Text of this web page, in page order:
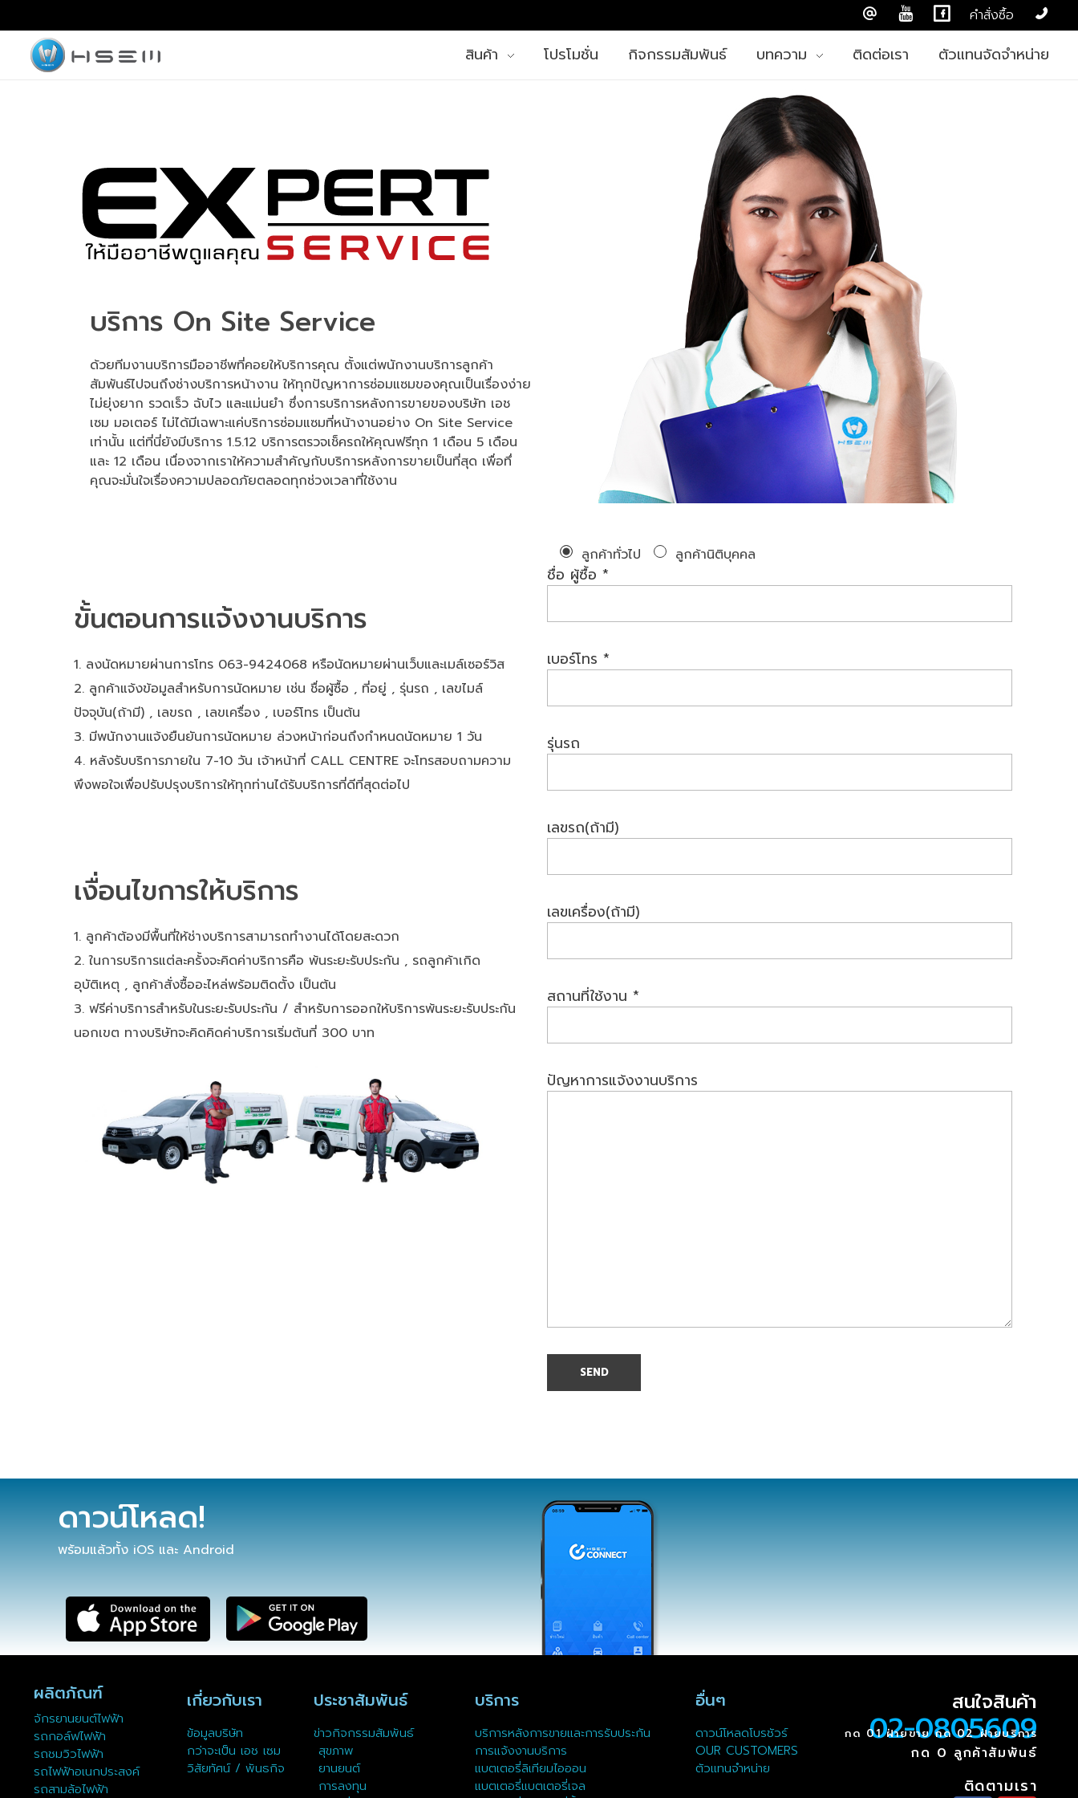
คำสั่งซื้อ
สินค้า โปรโมชั่น กิจกรรมสัมพันธ์ บทความ ติดต่อเรา ตัวแทนจัดจำหน่าย
บริการ On Site Service
ด้วยทีมงานบริการมืออาชีพที่คอยให้บริการคุณ ตั้งแต่พนักงานบริการลูกค้า
สัมพันธ์ไปจนถึงช่างบริการหน้างาน ให้ทุกปัญหาการซ่อมแซมของคุณเป็นเรื่องง่าย
ไม่ยุ่งยาก รวดเร็ว ฉับไว และแม่นยำ ซึ่งการบริการหลังการขายของบริษัท เอช
เซม มอเตอร์ ไม่ได้มีเฉพาะแค่บริการซ่อมแซมที่หน้างานอย่าง On Site Service
เท่านั้น แต่ที่นี่ยังมีบริการ 1.5.12 บริการตรวจเช็ครถให้คุณฟรีทุก 1 เดือน 5 เดือน
และ 12 เดือน เนื่องจากเราให้ความสำคัญกับบริการหลังการขายเป็นที่สุด เพื่อทึ่
คุณจะมั่นใจเรื่องความปลอดภัยตลอดทุกช่วงเวลาที่ใช้งาน
ขั้นตอนการแจ้งงานบริการ
ลงนัดหมายผ่านการโทร 063-9424068 หรือนัดหมายผ่านเว็บและเมล์เซอร์วิส
ลูกค้าแจ้งข้อมูลสำหรับการนัดหมาย เช่น ชื่อผู้ซื้อ , ที่อยู่ , รุ่นรถ , เลขไมล์
ปัจจุบัน(ถ้ามี) , เลขรถ , เลขเครื่อง , เบอร์โทร เป็นต้น
มีพนักงานแจ้งยืนยันการนัดหมาย ล่วงหน้าก่อนถึงกำหนดนัดหมาย 1 วัน
หลังรับบริการภายใน 7-10 วัน เจ้าหน้าที่ CALL CENTRE จะโทรสอบถามความ
พึงพอใจเพื่อปรับปรุงบริการให้ทุกท่านได้รับบริการที่ดีที่สุดต่อไป
เงื่อนไขการให้บริการ
ลูกค้าต้องมีพื้นที่ให้ช่างบริการสามารถทำงานได้โดยสะดวก
ในการบริการแต่ละครั้งจะคิดค่าบริการคือ พ้นระยะรับประกัน , รถลูกค้าเกิด
อุบัติเหตุ , ลูกค้าสั่งซื้ออะไหล่พร้อมติดตั้ง เป็นต้น
ฟรีค่าบริการสำหรับในระยะรับประกัน / สำหรับการออกให้บริการพ้นระยะรับประกัน
นอกเขต ทางบริษัทจะคิดคิดค่าบริการเริ่มต้นที่ 300 บาท
ลูกค้าทั่วไป ลูกค้านิติบุคคล
ชื่อ ผู้ซื้อ *
เบอร์โทร *
รุ่นรถ
เลขรถ(ถ้ามี)
เลขเครื่อง(ถ้ามี)
สถานที่ใช้งาน *
ปัญหาการแจ้งงานบริการ
ดาวน์โหลด!
พร้อมแล้วทั้ง iOS และ Android
ผลิตภัณฑ์
จักรยานยนต์ไฟฟ้า
รถกอล์ฟไฟฟ้า
รถชมวิวไฟฟ้า
รถไฟฟ้าอเนกประสงค์
รถสามล้อไฟฟ้า
เกี่ยวกับเรา
ข้อมูลบริษัท
กว่าจะเป็น เอช เซม
วิสัยทัศน์ / พันธกิจ
ประชาสัมพันธ์
ข่าวกิจกรรมสัมพันธ์
สุขภาพ
ยานยนต์
การลงทุน
บริการ
บริการหลังการขายและการรับประกัน
การแจ้งงานบริการ
แบตเตอรี่ลิเทียมไอออน
แบตเตอรี่แบตเตอรี่เจล
อื่นๆ
ดาวน์โหลดโบรชัวร์
OUR CUSTOMERS
ตัวแทนจำหน่าย
สนใจสินค้า
02-0805609
กด 01 ฝ่ายขาย กด 02 ฝ่ายบริการ
กด 0 ลูกค้าสัมพันธ์
ติดตามเรา